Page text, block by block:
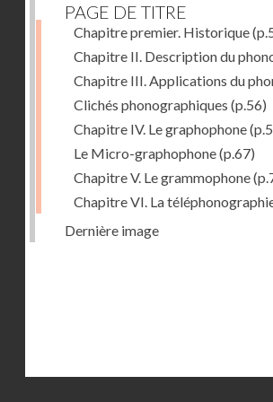
PAGE DE TITRE
Chapitre premier. Historique
Chapitre II. Description du
Chapitre III. Applications du
Clichés phonographiques (p.56)
Chapitre IV. Le graphophone
Le Micro-graphophone(p.67)
Chapitre V. Le grammophone
Chapitre VI. La
Dernière image